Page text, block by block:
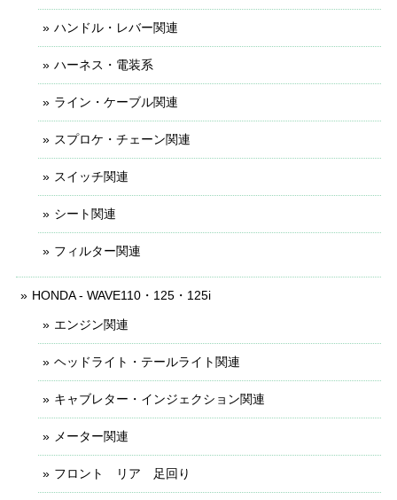
ハンドル・レバー関連
ハーネス・電装系
ライン・ケーブル関連
スプロケ・チェーン関連
スイッチ関連
シート関連
フィルター関連
HONDA - WAVE110・125・125i
エンジン関連
ヘッドライト・テールライト関連
キャブレター・インジェクション関連
メーター関連
フロント リア 足回り